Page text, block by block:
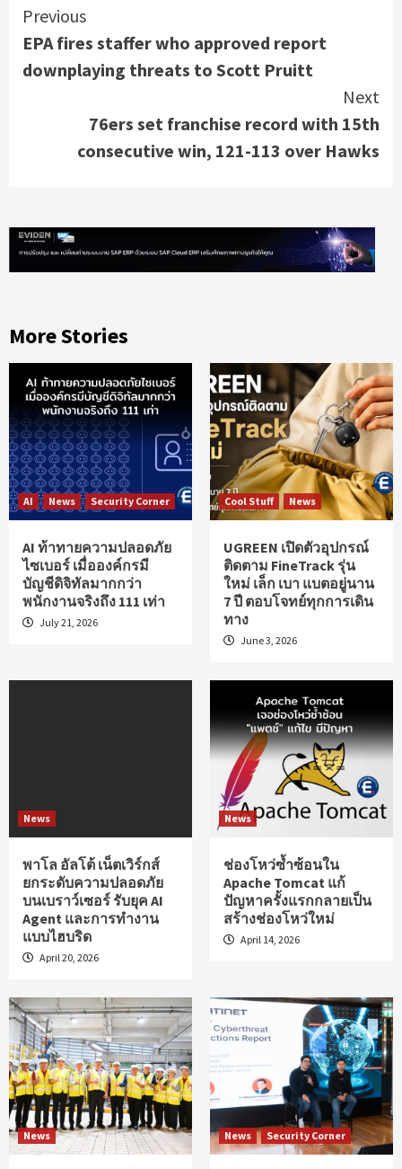
Continue
Reading
Previous
EPA fires staffer who approved report
downplaying threats to Scott Pruitt
Next
76ers set franchise record with 15th
consecutive win, 121-113 over Hawks
More Stories
AI News Security Corner
AI ท้าทายความปลอดภัย
ไซเบอร์ เมื่อองค์กรมี
บัญชีดิจิทัลมากกว่า
พนักงานจริงถึง 111 เท่า
July 21, 2026
Cool Stuff News
UGREEN เปิดตัวอุปกรณ์
ติดตาม FineTrack รุ่น
ใหม่ เล็ก เบา แบตอยู่นาน
7 ปี ตอบโจทย์ทุกการเดิน
ทาง
June 3, 2026
News
พาโล อัลโต้ เน็ตเวิร์กส์
ยกระดับความปลอดภัย
บนเบราว์เซอร์ รับยุค AI
Agent และการทำงาน
แบบไฮบริด
April 20, 2026
News
ช่องโหว่ซ้ำซ้อนใน
Apache Tomcat แก้
ปัญหาครั้งแรกกลายเป็น
สร้างช่องโหว่ใหม่
April 14, 2026
News News Security Corner